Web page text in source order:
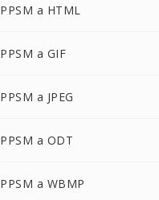
PPSM a HTML
PPSM a GIF
PPSM a JPEG
PPSM a ODT
PPSM a WBMP